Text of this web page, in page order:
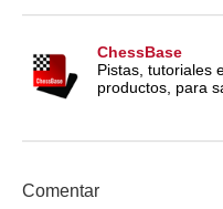
ChessBase
Pistas, tutoriales
productos, para
Comentar